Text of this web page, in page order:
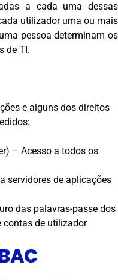
a cada uma dessas
utilizador uma ou mais
pessoa determinam os
de TI.
e alguns dos direitos
– Acesso a todos os
servidores de aplicações
das palavras-passe dos
contas de utilizador